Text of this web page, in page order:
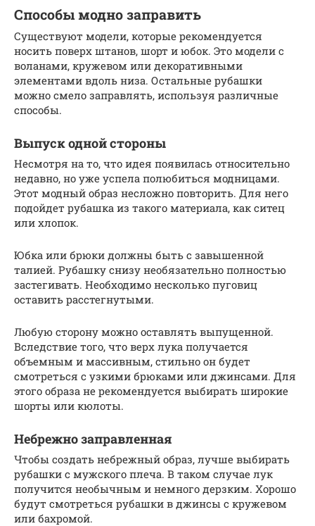
Способы модно заправить
Существуют модели, которые рекомендуется
носить поверх штанов, шорт и юбок. Это модели с
воланами, кружевом или декоративными
элементами вдоль низа. Остальные рубашки
можно смело заправлять, используя различные
способы.
Выпуск одной стороны
Несмотря на то, что идея появилась относительно
недавно, но уже успела полюбиться модницами.
Этот модный образ несложно повторить. Для него
подойдет рубашка из такого материала, как ситец
или хлопок.
Юбка или брюки должны быть с завышенной
талией. Рубашку снизу необязательно полностью
застегивать. Необходимо несколько пуговиц
оставить расстегнутыми.
Любую сторону можно оставлять выпущенной.
Вследствие того, что верх лука получается
объемным и массивным, стильно он будет
смотреться с узкими брюками или джинсами. Для
этого образа не рекомендуется выбирать широкие
шорты или кюлоты.
Небрежно заправленная
Чтобы создать небрежный образ, лучше выбирать
рубашки с мужского плеча. В таком случае лук
получится необычным и немного дерзким. Хорошо
будут смотреться рубашки в джинсы с кружевом
или бахромой.